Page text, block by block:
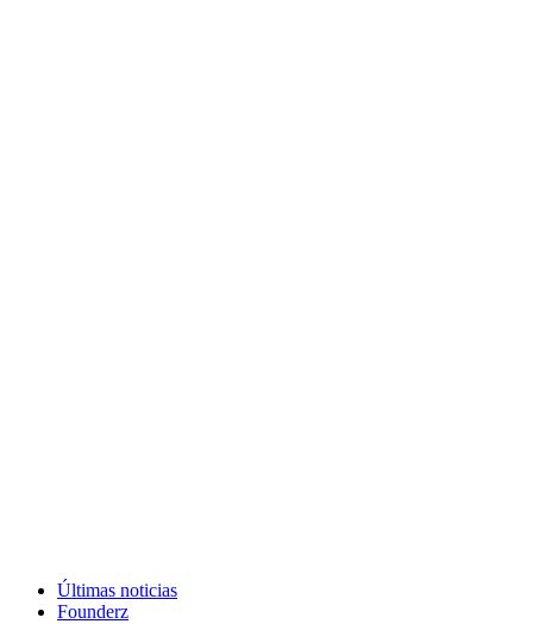
Últimas noticias
Founderz